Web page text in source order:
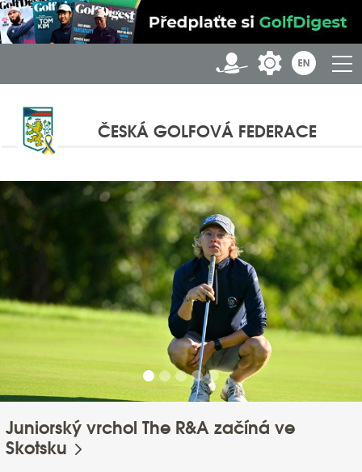
ČESKÁ GOLFOVÁ FEDERACE
Juniorský vrchol The R&A začíná ve
Skotsku